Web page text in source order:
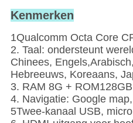
Kenmerken
1Qualcomm Octa Core
2. Taal: ondersteunt
Chinees,
Hebreeuws, Koreaans,
3. RAM 8G + ROM128GB
4. Navigatie: Google
5Twee-kanaal USB,